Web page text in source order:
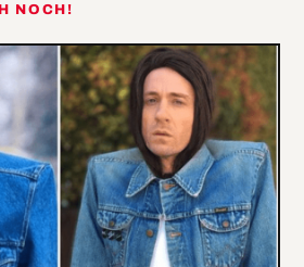
NOCH!